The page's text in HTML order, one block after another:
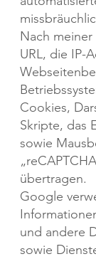
Nach
URL, die IP-
Cookies,
Skripte, das
sowie
übertragen.​
Google
und andere
sowie